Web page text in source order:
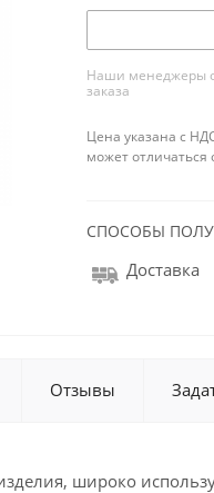
Наши менеджеры
заказа
Цена указана с
может отличаться
СПОСОБЫ
Доставка
Отзывы
широко